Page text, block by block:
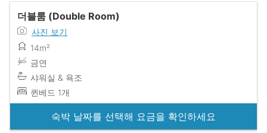
더블룸 (Double Room)
사진 보기
14m²
금연
샤워실 & 욕조
퀸베드 1개
숙박 날짜를 선택해 요금을 확인하세요